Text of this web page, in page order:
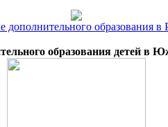
образования детей в